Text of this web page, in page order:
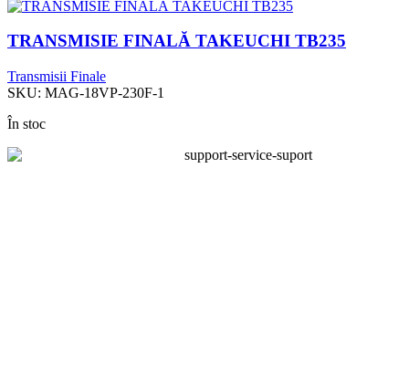
TRANSMISIE FINALĂ TAKEUCHI TB235
Transmisii Finale
SKU: MAG-18VP-230F-1
În stoc